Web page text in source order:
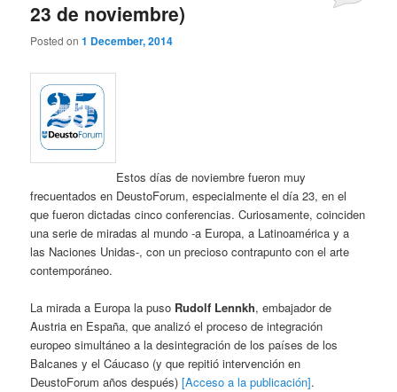
23 de noviembre)
Posted on1 December, 2014
Estos días de noviembre fueron muy
frecuentados en DeustoForum, especialmente el día 23, en el
que fueron dictadas cinco conferencias. Curiosamente, coinciden
una serie de miradas al mundo -a Europa, a Latinoamérica y a
las Naciones Unidas-, con un precioso contrapunto con el arte
contemporáneo.
La mirada a Europa la puso Rudolf Lennkh, embajador de
Austria en España, que analizó el proceso de integración
europeo simultáneo a la desintegración de los países de los
Balcanes y el Cáucaso (y que repitió intervención en
DeustoForum años después)[Acceso a la publicación].